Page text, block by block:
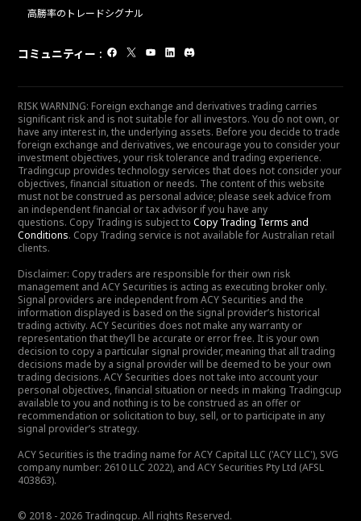
高勝率のトレードシグナル
コミュニティー :
RISK WARNING: Foreign exchange and derivatives trading carries
significant risk and is not suitable for all investors. You do not own, or
have any interest in, the underlying assets. Before you decide to trade
foreign exchange and derivatives, we encourage you to consider your
investment objectives, your risk tolerance and trading experience.
Tradingcup provides technology services that does not consider your
objectives, financial situation or needs. The content of this website
must not be construed as personal advice; please seek advice from
an independent financial or tax advisor if you have any
questions. Copy Trading is subject to Copy Trading Terms and
Conditions. Copy Trading service is not available for Australian retail
clients.
Disclaimer: Copy traders are responsible for their own risk
management and ACY Securities is acting as executing broker only.
Signal providers are independent from ACY Securities and the
information displayed is based on the signal provider’s historical
trading activity. ACY Securities does not make any warranty or
representation that they’ll be accurate or error free. It is your own
decision to copy a particular signal provider, meaning that all trading
decisions made by a signal provider will be deemed to be your own
trading decisions. ACY Securities does not take into account your
personal objectives, financial situation or needs in making Tradingcup
available to you and nothing is to be construed as an offer or
recommendation or solicitation to buy, sell, or to participate in any
signal provider’s strategy.
ACY Securities is the trading name for ACY Capital LLC ('ACY LLC'), SVG
company number: 2610 LLC 2022), and ACY Securities Pty Ltd (AFSL
403863).
© 2018 - 2026 Tradingcup. All rights Reserved.